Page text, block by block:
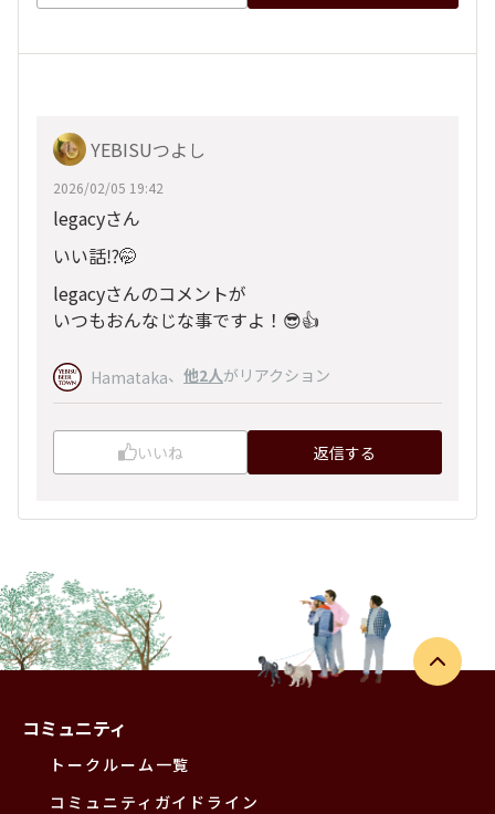
YEBISUつよし
2026/02/05 19:42
legacyさん
いい話⁉️🤭
legacyさんのコメントが
いつもおんなじな事ですよ！😎👍
Hamataka、 他2人がリアクション
いいね 返信する
コミュニティ
トークルーム一覧
コミュニティガイドライン